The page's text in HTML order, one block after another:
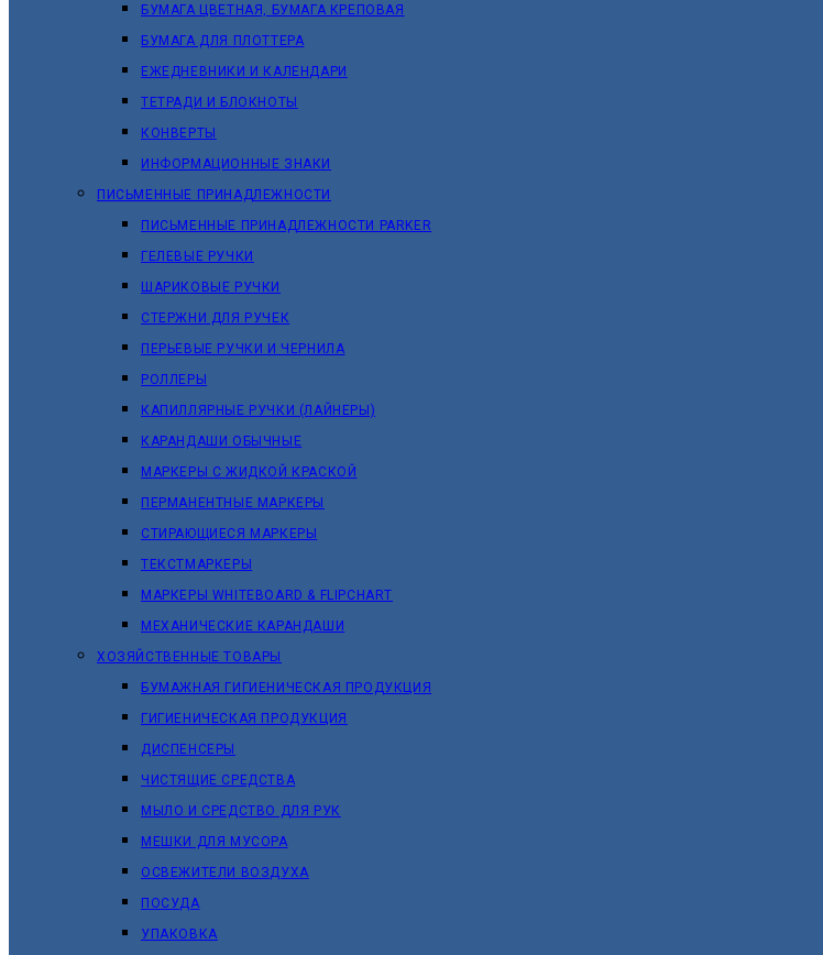
БУМАГА ЦВЕТНАЯ, БУМАГА КРЕПОВАЯ
БУМАГА ДЛЯ ПЛОТТЕРА
ЕЖЕДНЕВНИКИ И КАЛЕНДАРИ
ТЕТРАДИ И БЛОКНОТЫ
КОНВЕРТЫ
ИНФОРМАЦИОННЫЕ ЗНАКИ
ПИСЬМЕННЫЕ ПРИНАДЛЕЖНОСТИ
ПИСЬМЕННЫЕ ПРИНАДЛЕЖНОСТИ PARKER
ГЕЛЕВЫЕ РУЧКИ
ШАРИКОВЫЕ РУЧКИ
СТЕРЖНИ ДЛЯ РУЧЕК
ПЕРЬЕВЫЕ РУЧКИ И ЧЕРНИЛА
РОЛЛЕРЫ
КАПИЛЛЯРНЫЕ РУЧКИ (ЛАЙНЕРЫ)
КАРАНДАШИ ОБЫЧНЫЕ
МАРКЕРЫ C ЖИДКОЙ КРАСКОЙ
ПЕРМАНЕНТНЫЕ МАРКЕРЫ
СТИРАЮЩИЕСЯ МАРКЕРЫ
ТЕКСТМАРКЕРЫ
МАРКЕРЫ WHITEBOARD & FLIPCHART
МЕХАНИЧЕСКИЕ КАРАНДАШИ
ХОЗЯЙСТВЕННЫЕ ТОВАРЫ
БУМАЖНАЯ ГИГИЕНИЧЕСКАЯ ПРОДУКЦИЯ
ГИГИЕНИЧЕСКАЯ ПРОДУКЦИЯ
ДИСПЕНСЕРЫ
ЧИСТЯЩИЕ СРЕДСТВА
МЫЛО И СРЕДСТВО ДЛЯ РУК
МЕШКИ ДЛЯ МУСОРА
ОСВЕЖИТЕЛИ ВОЗДУХА
ПОСУДА
УПАКОВКА